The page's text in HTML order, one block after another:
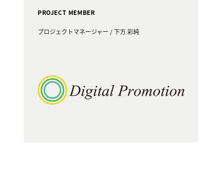
PROJECT MEMBER
プロジェクトマネージャー / 下方 彩純